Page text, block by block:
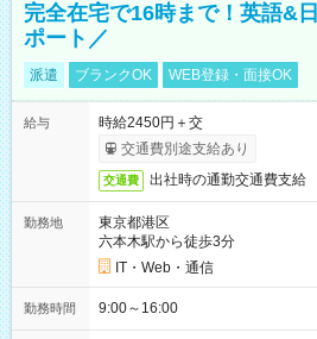
完全在宅で16時まで！英語&
ポート／
派遣 ブランクOK WEB登録・面接OK
給与
時給2450円＋交
交通費別途支給あり
交通費 出社時の通勤交通費支給
勤務地
東京都港区
六本木駅から徒歩3分
IT・Web・通信
勤務時間 9:00～16:00